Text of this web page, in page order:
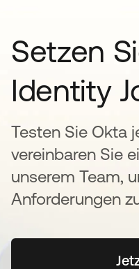
Setzen
Identity
Testen Sie Okta
vereinbaren Sie
unserem Team,
Anforderungen